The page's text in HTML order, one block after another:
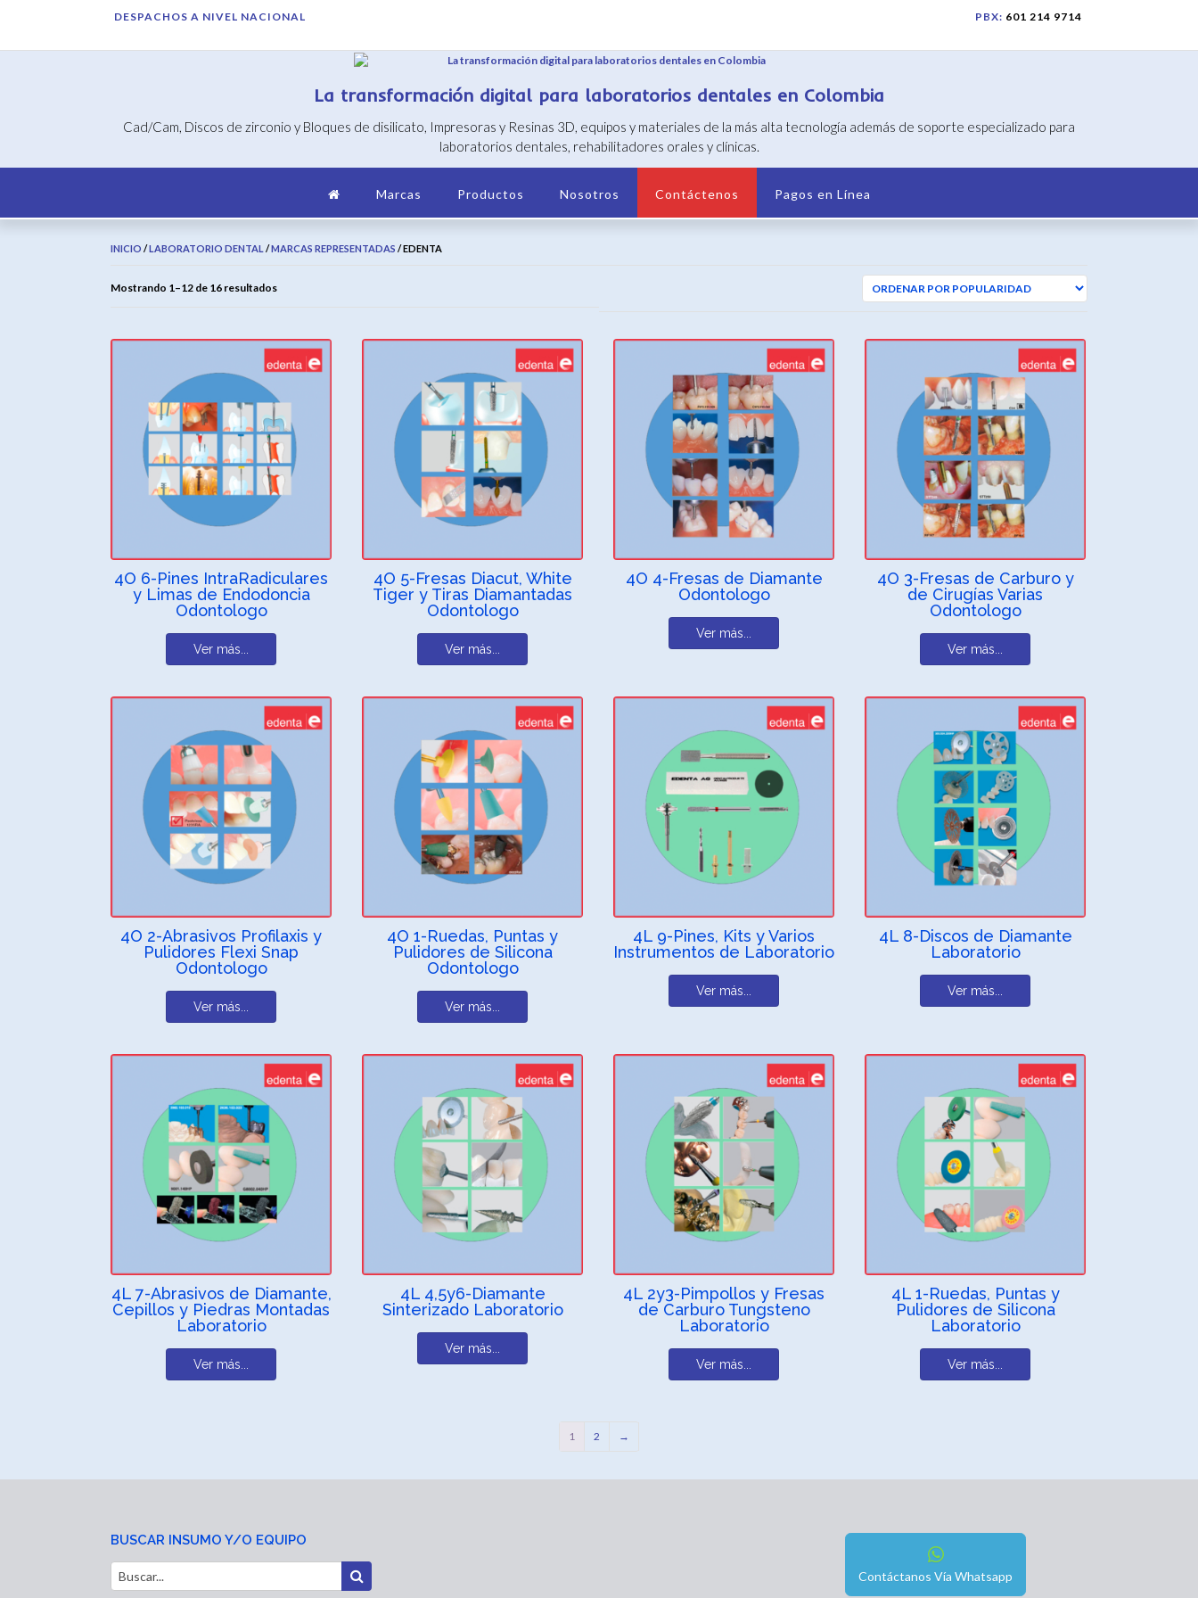
DESPACHOS A NIVEL NACIONAL PBX: 601 214 9714
La transformación digital para laboratorios dentales en Colombia
Cad/Cam, Discos de zirconio y Bloques de disilicato, Impresoras y Resinas 3D, equipos y materiales de la más alta tecnología además de soporte especializado para
laboratorios dentales, rehabilitadores orales y clínicas.
Marcas Productos Nosotros Contáctenos Pagos en Línea
INICIO /LABORATORIO DENTAL /MARCAS REPRESENTADAS / EDENTA
Mostrando 1–12 de 16 resultadosOrdenado
4O 6-Pines IntraRadiculares
y Limas de Endodoncia
Odontologo
Ver más...
4O 5-Fresas Diacut, White
Tiger y Tiras Diamantadas
Odontologo
Ver más...
4O 4-Fresas de Diamante
Odontologo
Ver más...
4O 3-Fresas de Carburo y
de Cirugías Varias
Odontologo
Ver más...
4O 2-Abrasivos Profilaxis y
Pulidores Flexi Snap
Odontologo
Ver más...
4O 1-Ruedas, Puntas y
Pulidores de Silicona
Odontologo
Ver más...
4L 9-Pines, Kits y Varios
Instrumentos de Laboratorio
Ver más...
4L 8-Discos de Diamante
Laboratorio
Ver más...
4L 7-Abrasivos de Diamante,
Cepillos y Piedras Montadas
Laboratorio
Ver más...
4L 4,5y6-Diamante
Sinterizado Laboratorio
Ver más...
4L 2y3-Pimpollos y Fresas
de Carburo Tungsteno
Laboratorio
Ver más...
4L 1-Ruedas, Puntas y
Pulidores de Silicona
Laboratorio
Ver más...
1 2 →
BUSCAR INSUMO Y/O EQUIPO
Contáctanos Vía Whatsapp